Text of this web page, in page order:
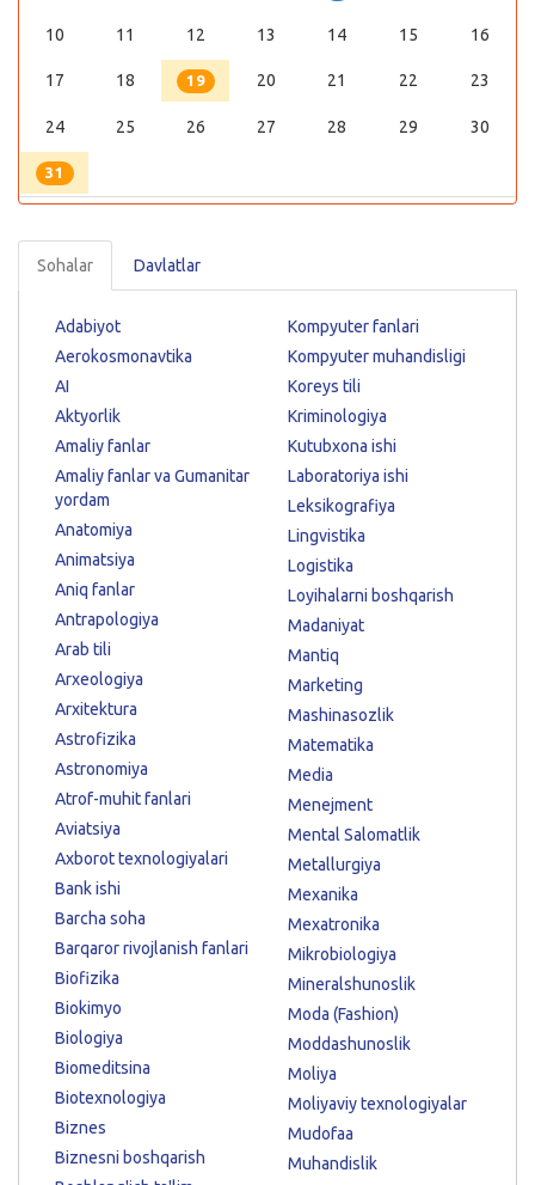
10 11 12 13 14 15 16
17 18 19 20 21 22 23
24 25 26 27 28 29 30
31
Sohalar Davlatlar
Adabiyot
Aerokosmonavtika
AI
Aktyorlik
Amaliy fanlar
Amaliy fanlar va Gumanitar
yordam
Anatomiya
Animatsiya
Aniq fanlar
Antrapologiya
Arab tili
Arxeologiya
Arxitektura
Astrofizika
Astronomiya
Atrof-muhit fanlari
Aviatsiya
Axborot texnologiyalari
Bank ishi
Barcha soha
Barqaror rivojlanish fanlari
Biofizika
Biokimyo
Biologiya
Biomeditsina
Biotexnologiya
Biznes
Biznesni boshqarish
Kompyuter fanlari
Kompyuter muhandisligi
Koreys tili
Kriminologiya
Kutubxona ishi
Laboratoriya ishi
Leksikografiya
Lingvistika
Logistika
Loyihalarni boshqarish
Madaniyat
Mantiq
Marketing
Mashinasozlik
Matematika
Media
Menejment
Mental Salomatlik
Metallurgiya
Mexanika
Mexatronika
Mikrobiologiya
Mineralshunoslik
Moda (Fashion)
Moddashunoslik
Moliya
Moliyaviy texnologiyalar
Mudofaa
Muhandislik